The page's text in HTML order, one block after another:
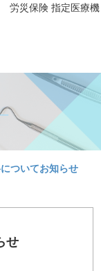
労災保険 指定医療機
ら
守口市駅診療所
ついてお知らせ
せ